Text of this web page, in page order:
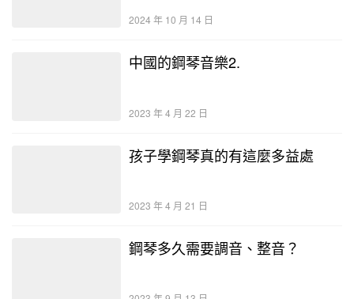
2024 年 10 月 14 日
中國的鋼琴音樂2.
2023 年 4 月 22 日
孩子學鋼琴真的有這麼多益處
2023 年 4 月 21 日
鋼琴多久需要調音、整音？